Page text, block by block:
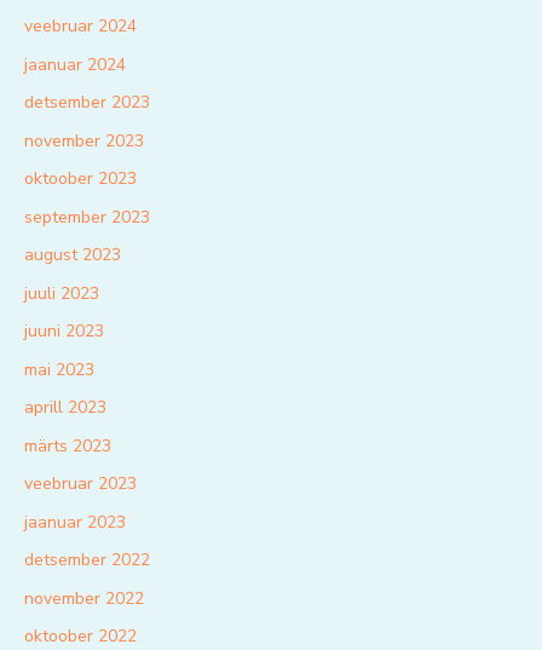
veebruar 2024
jaanuar 2024
detsember 2023
november 2023
oktoober 2023
september 2023
august 2023
juuli 2023
juuni 2023
mai 2023
aprill 2023
märts 2023
veebruar 2023
jaanuar 2023
detsember 2022
november 2022
oktoober 2022